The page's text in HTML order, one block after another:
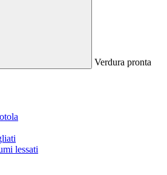
Verdura pronta
lessati